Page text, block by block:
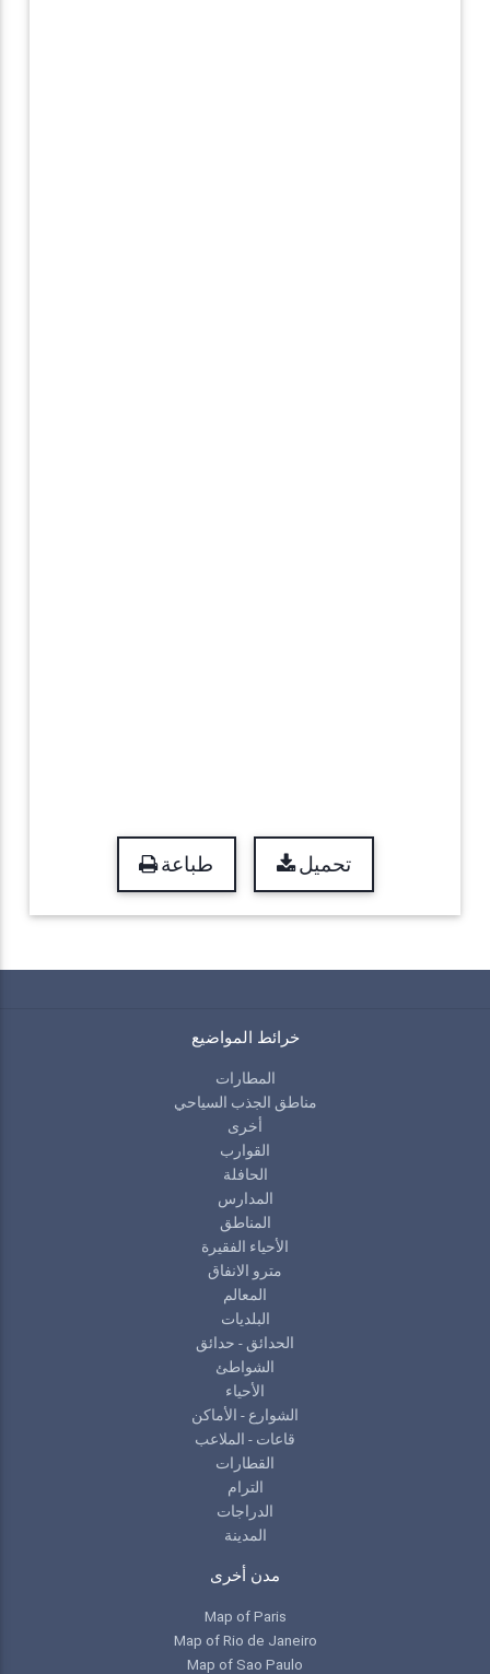
طباعة تحميل
خرائط المواضيع
المطارات
مناطق الجذب السياحي
أخرى
القوارب
الحافلة
المدارس
المناطق
الأحياء الفقيرة
مترو الانفاق
المعالم
البلديات
الحدائق - حدائق
الشواطئ
الأحياء
الشوارع - الأماكن
قاعات - الملاعب
القطارات
الترام
الدراجات
المدينة
مدن أخرى
Map of Paris
Map of Rio de Janeiro
Map of Sao Paulo